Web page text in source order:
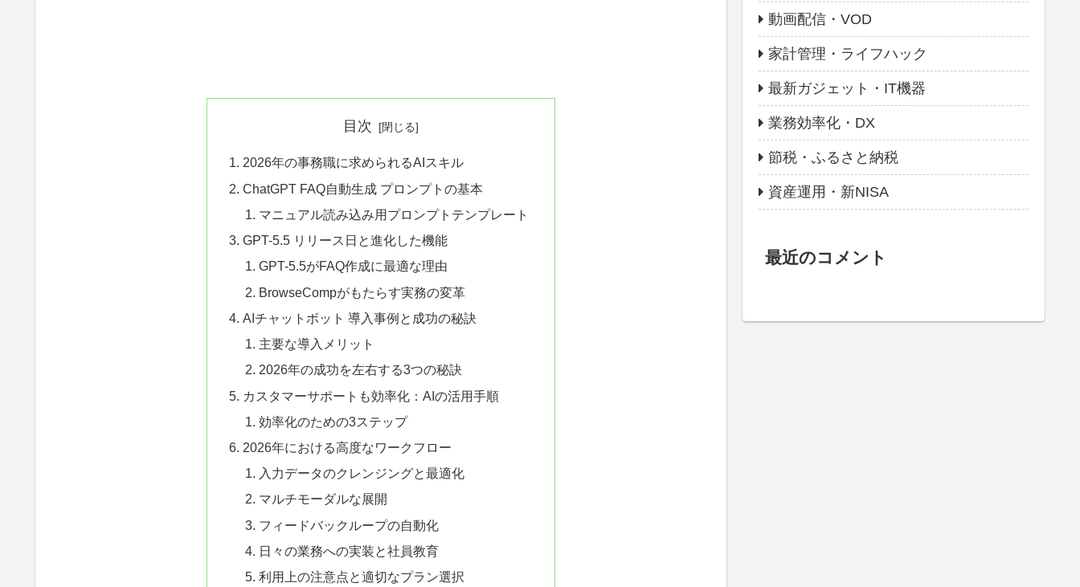
目次
2026年の事務職に求められるAIスキル
ChatGPT FAQ自動生成 プロンプトの基本
マニュアル読み込み用プロンプトテンプレート
GPT-5.5 リリース日と進化した機能
GPT-5.5がFAQ作成に最適な理由
BrowseCompがもたらす実務の変革
AIチャットボット 導入事例と成功の秘訣
主要な導入メリット
2026年の成功を左右する3つの秘訣
カスタマーサポートも効率化：AIの活用手順
効率化のための3ステップ
2026年における高度なワークフロー
入力データのクレンジングと最適化
マルチモーダルな展開
フィードバックループの自動化
日々の業務への実装と社員教育
利用上の注意点と適切なプラン選択
動画配信・VOD
家計管理・ライフハック
最新ガジェット・IT機器
業務効率化・DX
節税・ふるさと納税
資産運用・新NISA
最近のコメント